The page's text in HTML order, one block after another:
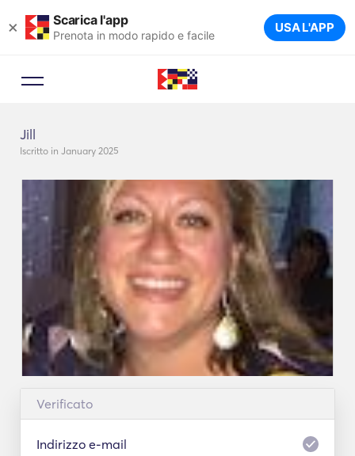
× Scarica l'app
Prenota in modo rapido e facile USA L'APP
Jill
Iscritto in January 2025
Verificato
Indirizzo e-mail